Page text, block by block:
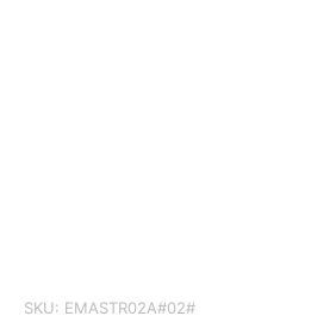
SKU: EMASTR02A#02#